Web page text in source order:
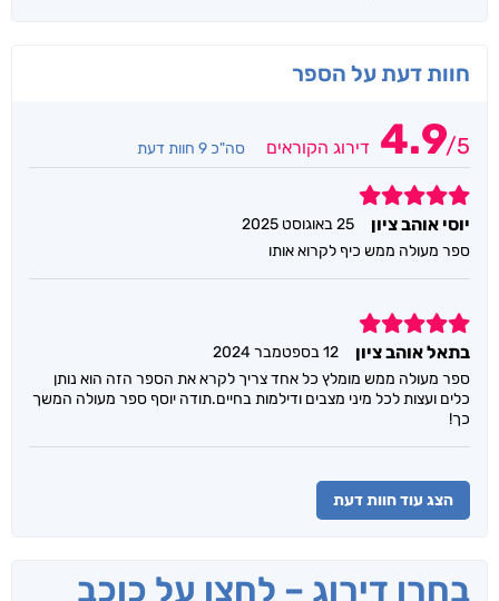
חוות דעת על הספר
4.9/5 דירוג הקוראים סה"כ 9 חוות דעת
5
יוסי אוהב ציון
25 באוגוסט 2025
ספר מעולה ממש כיף לקרוא אותו
5
בתאל אוהב ציון
12 בספטמבר 2024
ספר מעולה ממש מומלץ כל אחד צריך לקרא את הספר הזה הוא נותן
כלים ועצות לכל מיני מצבים ודילמות בחיים.תודה יוסף ספר מעולה המשך
כך!
הצג עוד חוות דעת
בחרו דירוג – לחצו על כוכב